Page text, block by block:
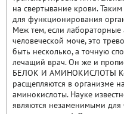
на свертывание крови.
для функционирования
Меж тем, если лабораторные
человеческой моче, это
быть несколько, а точную
лечащий врач. Он же и
БЕЛОК И АМИНОКИСЛОТЫ
расщепляются в организме
аминокислоты. Науке
являются незаменимыми